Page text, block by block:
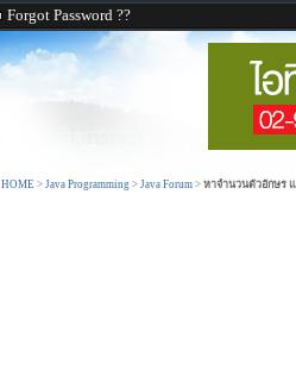
Forgot Password ??
HOME > Java Programming > Java Forum > หาจำนวนตัวอักษร